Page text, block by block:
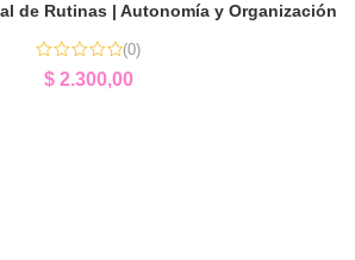
de Rutinas | Autonomía y Organización
(0)
$2.300,00